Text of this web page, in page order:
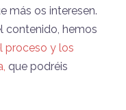
más os interesen.
contenido, hemos
proceso y los
que podréis